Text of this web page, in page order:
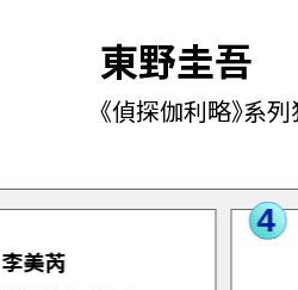
東野圭吾
《偵探伽利略》系
李美芮
4